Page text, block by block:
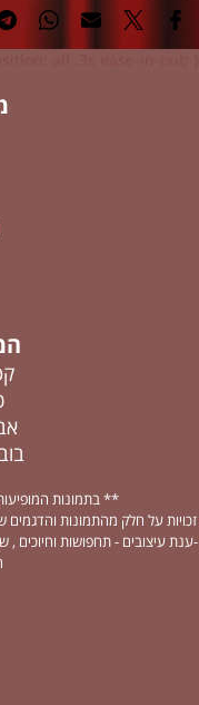
** בתמונות המופיעות
זכויות על חלק מהתמונות